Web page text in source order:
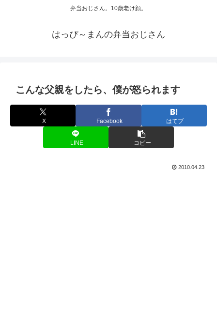
弁当おじさん。10歳老け顔。
はっぴ～まんの弁当おじさん
こんな父親をしたら、僕が怒られます
X Facebook はてブ
LINE コピー
2010.04.23